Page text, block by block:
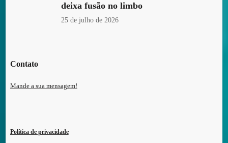
deixa fusão no limbo
25 de julho de 2026
Contato
Mande a sua mensagem!
Política de privacidade